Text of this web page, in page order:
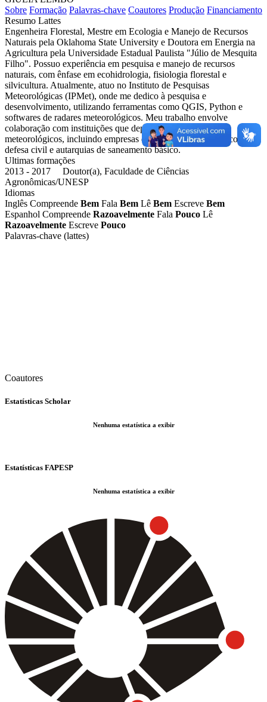
Sobre Formação Palavras-chave Coautores Produção Financiamento
Resumo Lattes
Engenheira Florestal, Mestre em Ecologia e Manejo de Recursos
Naturais pela Oklahoma State University e Doutora em Energia na
Agricultura pela Universidade Estadual Paulista "Júlio de Mesquita
Filho". Possuo experiência em pesquisa e manejo de recursos
naturais, com ênfase em ecohidrologia, fisiologia florestal e
silvicultura. Atualmente, atuo no Instituto de Pesquisas
Meteorológicas (IPMet), onde me dedico à pesquisa e
desenvolvimento, utilizando ferramentas como QGIS, Python e
softwares de radares meteorológicos. Meu trabalho envolve
colaboração com instituições que dependem de dados
meteorológicos, incluindo empresas do setor produtivo, agrícola,
defesa civil e autarquias de saneamento básico.
Ultimas formações
2013 - 2017 Doutor(a), Faculdade de Ciências
Agronômicas/UNESP
Idiomas
Inglês Compreende Bem Fala Bem Lê Bem Escreve Bem
Espanhol Compreende Razoavelmente Fala Pouco Lê
Razoavelmente Escreve Pouco
Palavras-chave (lattes)
Coautores
Estatísticas Scholar
Nenhuma estatística a exibir
Estatísticas FAPESP
Nenhuma estatística a exibir